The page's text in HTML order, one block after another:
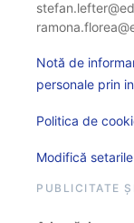
Notă de
personale prin
Politica de
Modifică
PUBLICITATE